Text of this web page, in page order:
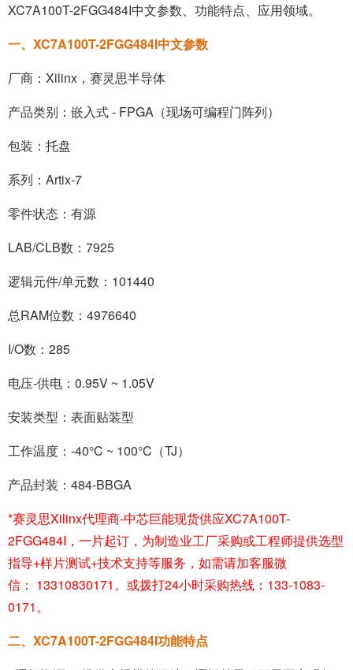
XC7A100T-2FGG484I中文参数、功能特点、应用领域。
一、XC7A100T-2FGG484I中文参数
厂商： Xilinx ， 赛灵思半导体
产品类别：嵌入式 - FPGA（现场可编程门阵列）
包装：托盘
系列：Artix-7
零件状态：有源
LAB/CLB数：7925
逻辑元件/单元数：101440
总RAM位数：4976640
I/O数：285
电压-供电：0.95V ~ 1.05V
安装类型：表面贴装型
工作温度：-40°C ~ 100°C（TJ）
产品封装：484-BBGA
*赛灵思Xilinx代理商-中芯巨能现货供应XC7A100T-
2FGG484I ，一片起订，为制造业工厂采购或工程师提供选型
指导+样片测试+技术支持等服务，如需请加客服微
信： 13310830171。或拨打24小时采购热线：133-1083-
0171。
二、XC7A100T-2FGG484I功能特点